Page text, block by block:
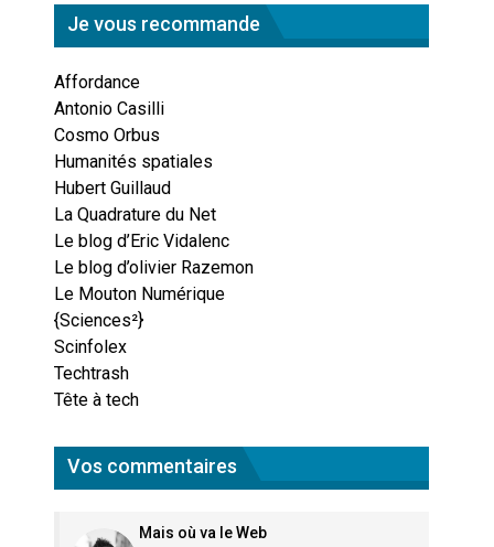
Je vous recommande
Affordance
Antonio Casilli
Cosmo Orbus
Humanités spatiales
Hubert Guillaud
La Quadrature du Net
Le blog d’Eric Vidalenc
Le blog d’olivier Razemon
Le Mouton Numérique
{Sciences²}
Scinfolex
Techtrash
Tête à tech
Vos commentaires
Mais où va le Web